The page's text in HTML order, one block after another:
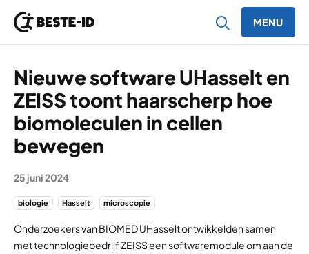
MENU
Nieuwe software UHasselt en
ZEISS toont haarscherp hoe
biomoleculen in cellen
bewegen
25 juni 2024
biologie Hasselt microscopie
Onderzoekers van BIOMED UHasselt ontwikkelden samen
met technologiebedrijf ZEISS een softwaremodule om aan de